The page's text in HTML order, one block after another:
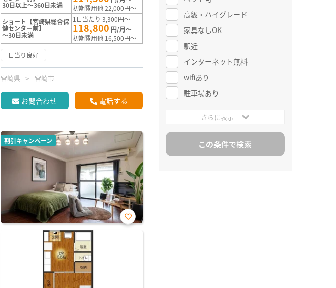
30日以上～360日未満
初期費用他 22,000円～
ショート【宮崎県総合保
健センター前】
～30日未満
1日当たり 3,300円～
118,800 円/月～
初期費用他 16,500円～
日当り良好
宮崎県 宮崎市
お問合わせ 電話する
割引キャンペーン
お気
高級・ハイグレード
家具なしOK
駅近
インターネット無料
wifiあり
駐車場あり
さらに表示